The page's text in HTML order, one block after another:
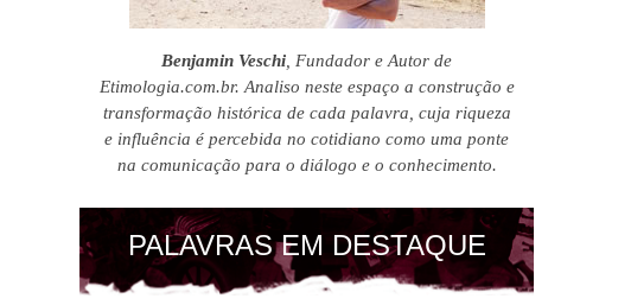
Benjamin Veschi , Fundador e Autor de
Etimologia.com.br. Analiso neste espaço a construção e
transformação histórica de cada palavra, cuja riqueza
e influência é percebida no cotidiano como uma ponte
na comunicação para o diálogo e o conhecimento.
PALAVRAS EM DESTAQUE